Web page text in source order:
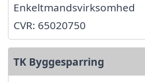
Enkeltmandsvirksomhed
CVR: 65020750
TK Byggesparring